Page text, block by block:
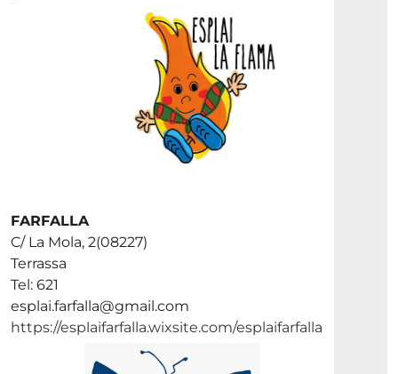
FARFALLA
C/ La Mola, 2(08227)
Terrassa
Tel: 621
esplai.farfalla@gmail.com
https://esplaifarfalla.wixsite.com/esplaifarfalla